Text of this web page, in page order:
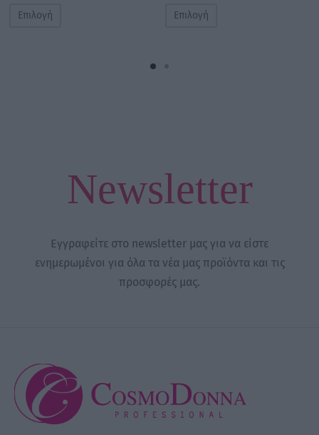
Επιλογή Επιλογή
Newsletter
Εγγραφείτε στο newsletter μας για να είστε
ενημερωμένοι για όλα τα νέα μας προϊόντα και τις
προσφορές μας.